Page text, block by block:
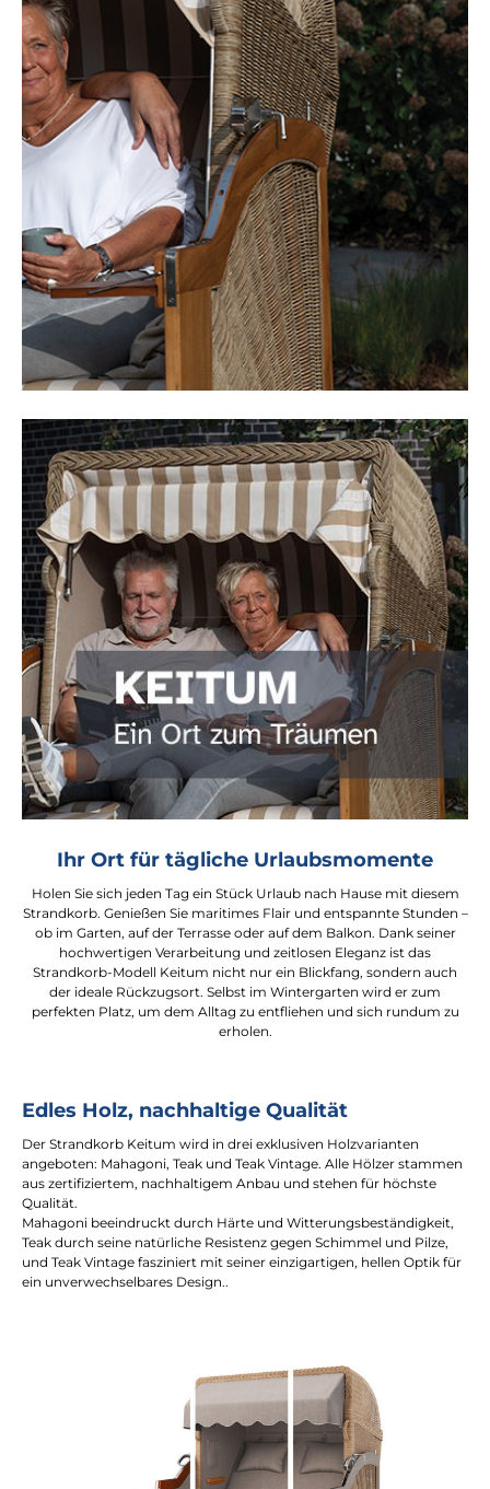
Ihr Ort für tägliche Urlaubsmomente
Holen Sie sich jeden Tag ein Stück Urlaub nach Hause mit diesem
Strandkorb. Genießen Sie maritimes Flair und entspannte Stunden –
ob im Garten, auf der Terrasse oder auf dem Balkon. Dank seiner
hochwertigen Verarbeitung und zeitlosen Eleganz ist das
Strandkorb-Modell Keitum nicht nur ein Blickfang, sondern auch
der ideale Rückzugsort. Selbst im Wintergarten wird er zum
perfekten Platz, um dem Alltag zu entfliehen und sich rundum zu
erholen.
Edles Holz, nachhaltige Qualität
Der Strandkorb Keitum wird in drei exklusiven Holzvarianten
angeboten: Mahagoni, Teak und Teak Vintage. Alle Hölzer stammen
aus zertifiziertem, nachhaltigem Anbau und stehen für höchste
Qualität.
Mahagoni beeindruckt durch Härte und Witterungsbeständigkeit,
Teak durch seine natürliche Resistenz gegen Schimmel und Pilze,
und Teak Vintage fasziniert mit seiner einzigartigen, hellen Optik für
ein unverwechselbares Design..